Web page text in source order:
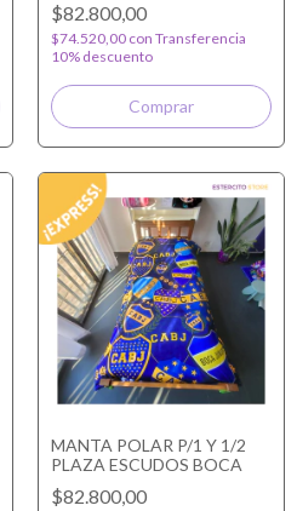
$82.800,00
$74.520,00 con Transferencia
10% descuento
MANTA POLAR P/1 Y 1/2
PLAZA ESCUDOS BOCA
$82.800,00